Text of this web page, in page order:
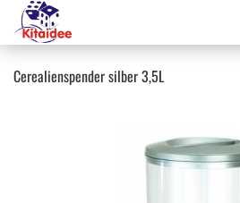
Cerealienspender silber 3,5L